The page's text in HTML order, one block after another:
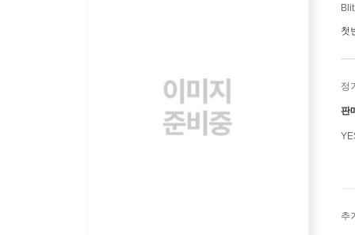
첫
정
판
추